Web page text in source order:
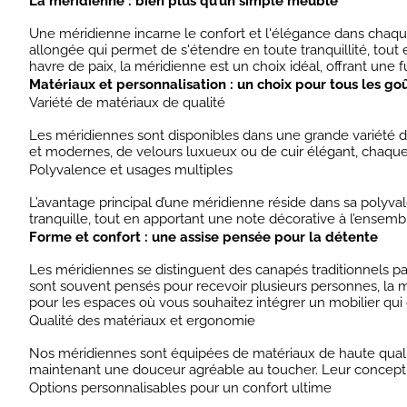
Une méridienne incarne le confort et l'élégance dans
allongée qui permet de s'étendre en toute tranquillité, tout
havre de paix, la méridienne est un choix idéal, offrant une
Matériaux et personnalisation : un choix pour tous les
Variété de matériaux de qualité
Les méridiennes sont disponibles dans une grande
et modernes, de velours luxueux ou de cuir élégant,
Polyvalence et usages multiples
L’avantage principal d’une méridienne réside dans sa
tranquille, tout en apportant une note décorative à
Forme et confort : une assise pensée pour la détente
Les méridiennes se distinguent des canapés traditionnels
sont souvent pensés pour recevoir plusieurs personnes,
pour les espaces où vous souhaitez intégrer un mobilier
Qualité des matériaux et ergonomie
Nos méridiennes sont équipées de matériaux de haute
maintenant une douceur agréable au toucher. Leur
Options personnalisables pour un confort ultime